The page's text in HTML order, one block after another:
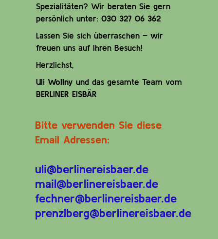
Spezialitäten? Wir beraten Sie gern
persönlich unter: 030 327 06 362
Lassen Sie sich überraschen – wir
freuen uns auf Ihren Besuch!
Herzlichst,
Uli Wollny und das gesamte Team vom
BERLINER EISBÄR
Bitte verwenden Sie diese
Email Adressen:
uli@berlinereisbaer.de
mail@berlinereisbaer.de
fechner@berlinereisbaer.de
prenzlberg@berlinereisbaer.de